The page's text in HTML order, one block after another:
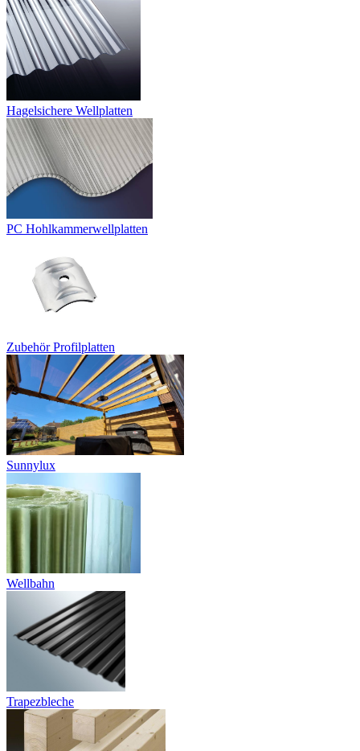
Hagelsichere Wellplatten
PC Hohlkammerwellplatten
Zubehör Profilplatten
Sunnylux
Wellbahn
Trapezbleche